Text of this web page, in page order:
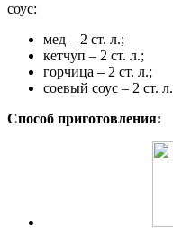
соус:
мед – 2 ст. л.;
кетчуп – 2 ст. л.;
горчица – 2 ст. л.;
соевый соус – 2 ст. л.
Способ приготовления: